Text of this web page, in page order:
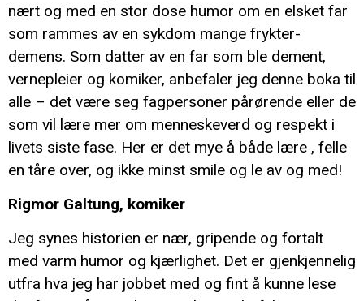
nært og med en stor dose humor om en elsket far
som rammes av en sykdom mange frykter-
demens. Som datter av en far som ble dement,
vernepleier og komiker, anbefaler jeg denne boka til
alle – det være seg fagpersoner pårørende eller de
som vil lære mer om menneskeverd og respekt i
livets siste fase. Her er det mye å både lære , felle
en tåre over, og ikke minst smile og le av og med!
Rigmor Galtung, komiker
Jeg synes historien er nær, gripende og fortalt
med varm humor og kjærlighet. Det er gjenkjennelig
utfra hva jeg har jobbet med og fint å kunne lese